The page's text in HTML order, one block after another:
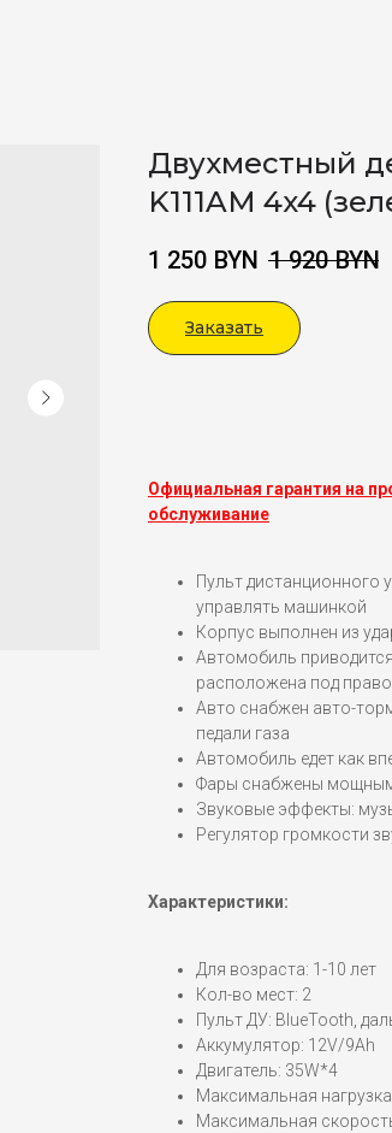
Двухместный
K111AM 4x4
1 250 BYN 1 920 BYN
Заказать
Официальная гарантия на
обслуживание
Пульт дистанционного
управлять машинкой
Корпус выполнен из
Автомобиль
расположена под
Авто снабжен авто-
педали газа
Автомобиль едет как
Фары снабжены
Звуковые эффекты:
Регулятор громкости
Характеристики:
Для возраста: 1-10 лет
Кол-во мест: 2
Пульт ДУ: BlueTooth,
Аккумулятор: 12V/9Ah
Двигатель: 35W*4
Максимальная
Максимальная